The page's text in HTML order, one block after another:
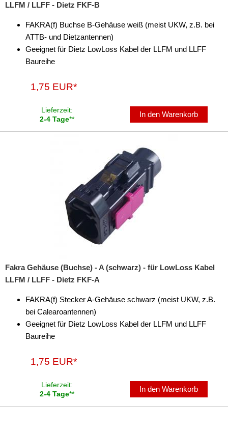
LLFM / LLFF - Dietz FKF-B
FAKRA(f) Buchse B-Gehäuse weiß (meist UKW, z.B. bei
ATTB- und Dietzantennen)
Geeignet für Dietz LowLoss Kabel der LLFM und LLFF
Baureihe
1,75 EUR*
Lieferzeit:
2-4 Tage**
In den Warenkorb
Fakra Gehäuse (Buchse) - A (schwarz) - für LowLoss Kabel
LLFM / LLFF - Dietz FKF-A
FAKRA(f) Stecker A-Gehäuse schwarz (meist UKW, z.B.
bei Calearoantennen)
Geeignet für Dietz LowLoss Kabel der LLFM und LLFF
Baureihe
1,75 EUR*
Lieferzeit:
2-4 Tage**
In den Warenkorb